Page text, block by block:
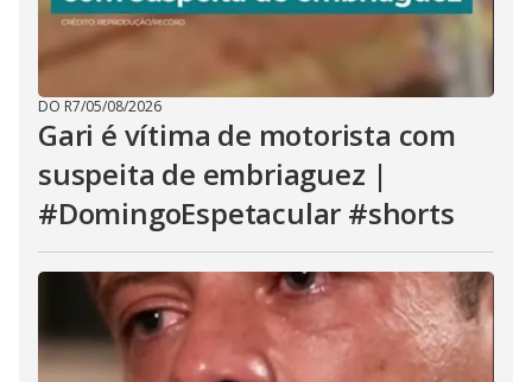
DO R7/05/08/2026
Gari é vítima de motorista com
suspeita de embriaguez |
#DomingoEspetacular #shorts